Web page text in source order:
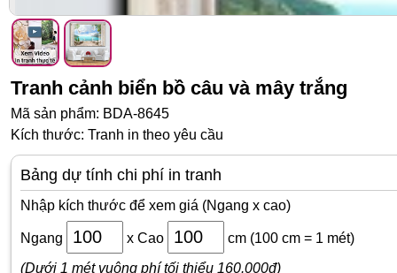
Tranh cảnh biển bồ câu và mây trắng
Mã sản phẩm: BDA-8645
Kích thước: Tranh in theo yêu cầu
Bảng dự tính chi phí in tranh
Nhập kích thước để xem giá (Ngang x cao)
Ngang x Cao cm (100 cm = 1 mét)
(Dưới 1 mét vuông phí tối thiểu 160.000đ)